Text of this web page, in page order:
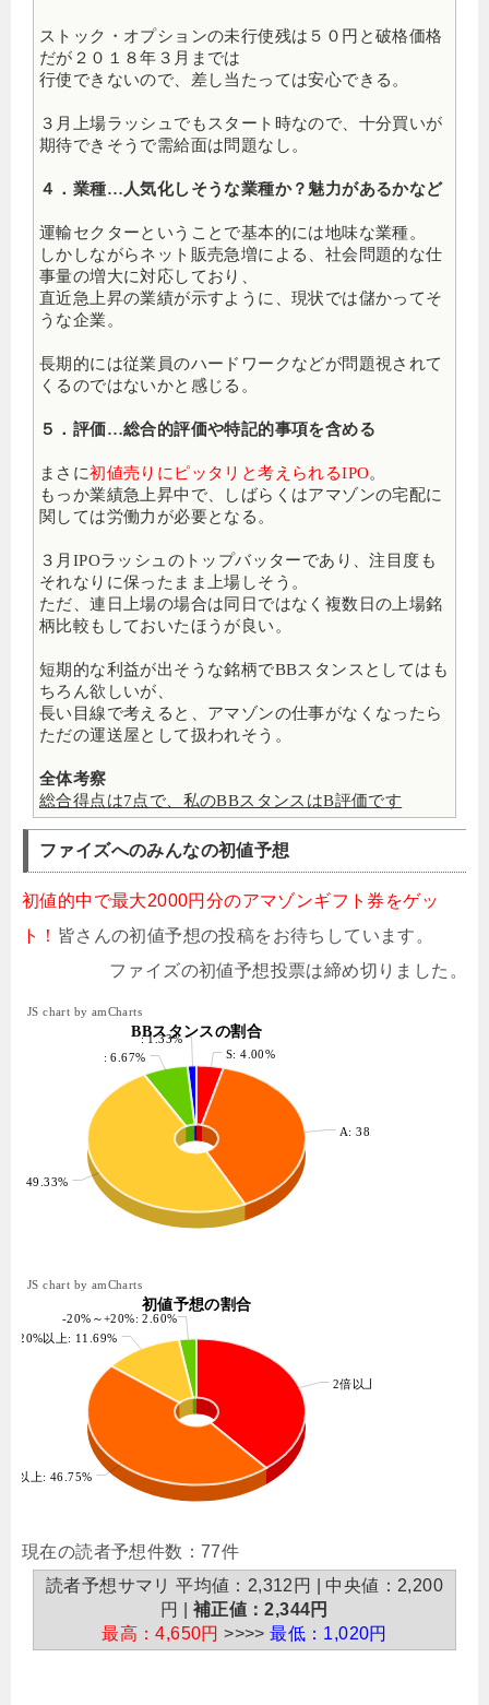
ストック・オプションの未行使残は５０円と破格価格
だが２０１８年３月までは
行使できないので、差し当たっては安心できる。
３月上場ラッシュでもスタート時なので、十分買いが
期待できそうで需給面は問題なし。
４．業種…人気化しそうな業種か？魅力があるかなど
運輸セクターということで基本的には地味な業種。
しかしながらネット販売急増による、社会問題的な仕
事量の増大に対応しており、
直近急上昇の業績が示すように、現状では儲かってそ
うな企業。
長期的には従業員のハードワークなどが問題視されて
くるのではないかと感じる。
５．評価…総合的評価や特記的事項を含める
まさに初値売りにピッタリと考えられるIPO。
もっか業績急上昇中で、しばらくはアマゾンの宅配に
関しては労働力が必要となる。
３月IPOラッシュのトップバッターであり、注目度も
それなりに保ったまま上場しそう。
ただ、連日上場の場合は同日ではなく複数日の上場銘
柄比較もしておいたほうが良い。
短期的な利益が出そうな銘柄でBBスタンスとしてはも
ちろん欲しいが、
長い目線で考えると、アマゾンの仕事がなくなったら
ただの運送屋として扱われそう。
全体考察
総合得点は7点で、私のBBスタンスはB評価です
ファイズへのみんなの初値予想
初値的中で最大2000円分のアマゾンギフト券をゲッ
ト！ 皆さんの初値予想の投稿をお待ちしています。
ファイズの初値予想投票は締め切りました。
: 1.33%
: 6.67%
S: 4.00%
A: 38.67%
B: 49.33%
BBスタンスの割合
JS chart by amCharts
-20%～+20%: 2.60%
+20%以上: 11.69%
2倍以上: 38.96%
以上: 46.75%
初値予想の割合
JS chart by amCharts
現在の読者予想件数：77件
読者予想サマリ 平均値：2,312円 | 中央値：2,200
円 | 補正値：2,344円
最高：4,650円 >>>>最低：1,020円